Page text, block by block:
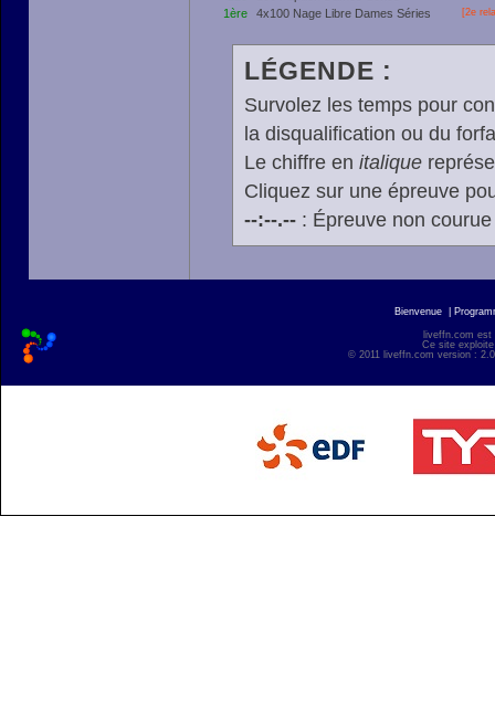
1ère
4x100 Nage Libre Dames Séries [2e
LÉGENDE :
Survolez les temps pour
la disqualification ou du
Le chiffre en italique
Cliquez sur une épreuve
--:--.--: Épreuve non
Bienvenue
liveffn.com est
Ce site
© 2011 liveffn.com version :